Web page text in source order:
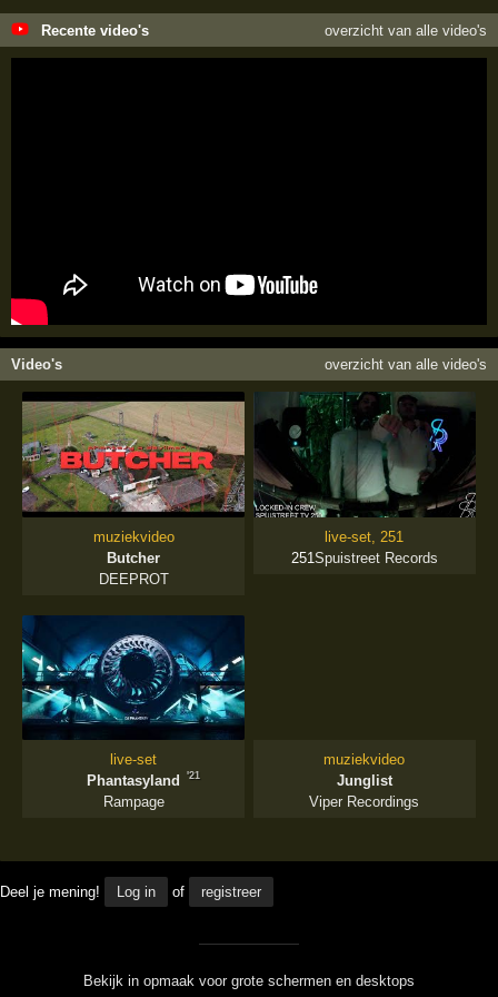
Recente video's overzicht van alle video's
Video's overzicht van alle video's
muziekvideo
Butcher
DEEPROT
live-set, 251
251 Spuistreet Records
live-set
Phantasyland
'21
Rampage
muziekvideo
Junglist
Viper Recordings
Deel je mening! Log in of registreer
Bekijk in opmaak voor grote schermen en desktops